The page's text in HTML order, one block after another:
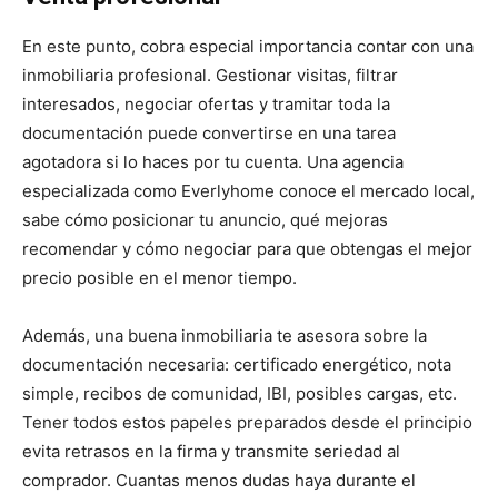
En este punto, cobra especial importancia contar con una
inmobiliaria profesional. Gestionar visitas, filtrar
interesados, negociar ofertas y tramitar toda la
documentación puede convertirse en una tarea
agotadora si lo haces por tu cuenta. Una agencia
especializada como Everlyhome conoce el mercado local,
sabe cómo posicionar tu anuncio, qué mejoras
recomendar y cómo negociar para que obtengas el mejor
precio posible en el menor tiempo.
Además, una buena inmobiliaria te asesora sobre la
documentación necesaria: certificado energético, nota
simple, recibos de comunidad, IBI, posibles cargas, etc.
Tener todos estos papeles preparados desde el principio
evita retrasos en la firma y transmite seriedad al
comprador. Cuantas menos dudas haya durante el